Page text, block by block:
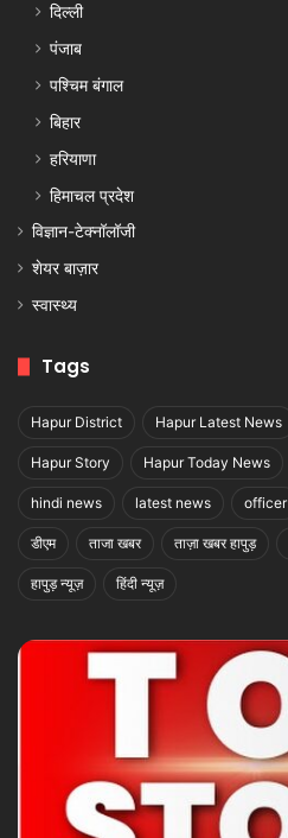
दिल्ली
पंजाब
पश्चिम बंगाल
बिहार
हरियाणा
हिमाचल प्रदेश
विज्ञान-टेक्नॉलॉजी
शेयर बाज़ार
स्वास्थ्य
Tags
Hapur District Hapur Latest News
Hapur Story Hapur Today News
hindi news latest news officer
डीएम ताजा खबर ताज़ा खबर हापुड़
हापुड़ न्यूज़ हिंदी न्यूज़